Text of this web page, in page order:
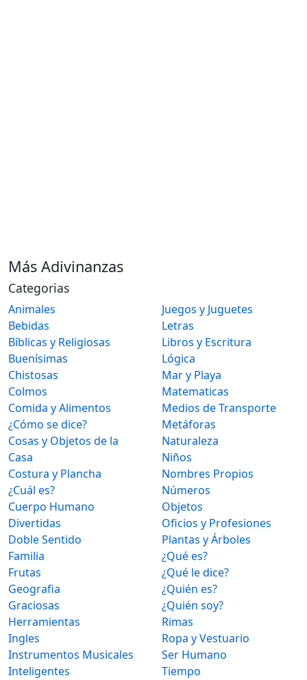
Más Adivinanzas
Categorias
Animales
Bebidas
Bíblicas y Religiosas
Buenísimas
Chistosas
Colmos
Comida y Alimentos
¿Cómo se dice?
Cosas y Objetos de la
Casa
Costura y Plancha
¿Cuál es?
Cuerpo Humano
Divertidas
Doble Sentido
Familia
Frutas
Geografia
Graciosas
Herramientas
Ingles
Instrumentos Musicales
Inteligentes
Juegos y Juguetes
Letras
Libros y Escritura
Lógica
Mar y Playa
Matematicas
Medios de Transporte
Metáforas
Naturaleza
Niños
Nombres Propios
Números
Objetos
Oficios y Profesiones
Plantas y Árboles
¿Qué es?
¿Qué le dice?
¿Quién es?
¿Quién soy?
Rimas
Ropa y Vestuario
Ser Humano
Tiempo